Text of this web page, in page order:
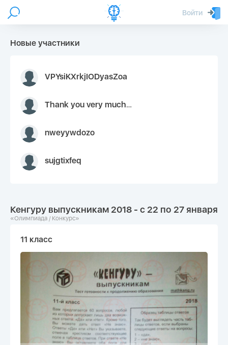
Войти
Новые участники
VPYsiKXrkjIODyasZoa
Thank you very much for your inquiry We appreciate you 9126052 https://youtube.com faceapple !
nweyywdozo
sujgtixfeq
Кенгуру выпускникам 2018 - с 22 по 27 января
«Олимпиада / Конкурс»
11 класс